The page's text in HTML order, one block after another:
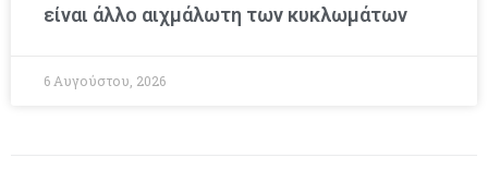
είναι άλλο αιχμάλωτη των κυκλωμάτων
6 Αυγούστου, 2026